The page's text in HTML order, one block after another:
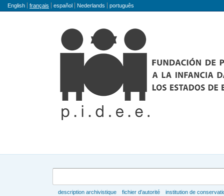
Langue
English français español Nederlands português
description archivistique fichier d'autorité institution de